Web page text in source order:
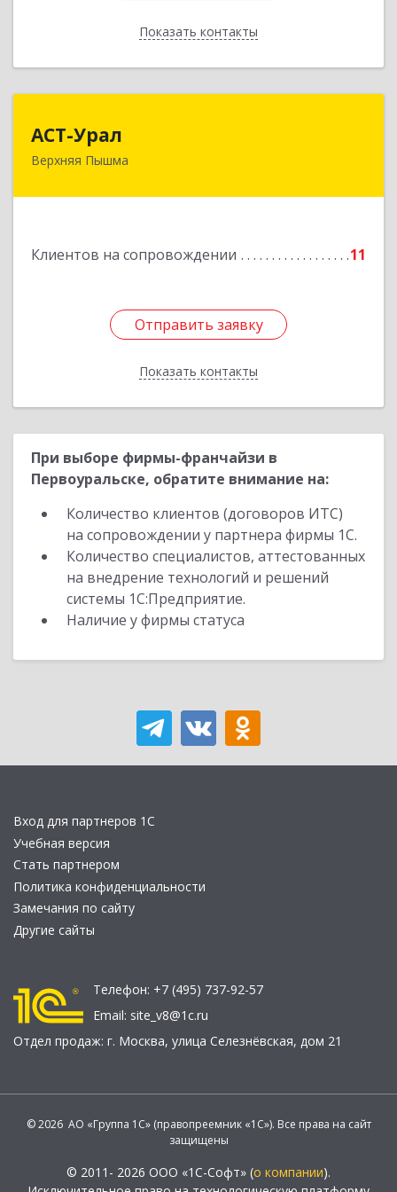
Показать контакты
Назад
АСТ-Урал
Верхняя Пышма
Клиентов на сопровождении 11
Отправить заявку
Показать контакты
624090, Свердловская обл, Верхняя Пышма г,
Отправить заявку
Назад
При выборе фирмы-франчайзи в
Первоуральске, обратите внимание на:
Количество клиентов (договоров ИТС)
на сопровождении у партнера фирмы 1С.
Количество специалистов, аттестованных
на внедрение технологий и решений
системы 1С:Предприятие.
Наличие у фирмы статуса
Вход для партнеров 1С
Учебная версия
Стать партнером
Политика конфиденциальности
Замечания по сайту
Другие сайты
Телефон: +7 (495) 737-92-57
Email: site_v8@1c.ru
Отдел продаж: г. Москва, улица Селезнёвская, дом 21
© 2026 АО «Группа 1С» (правопреемник «1С»). Все права на сайт
защищены
© 2011- 2026 ООО «1С-Софт» (о компании).